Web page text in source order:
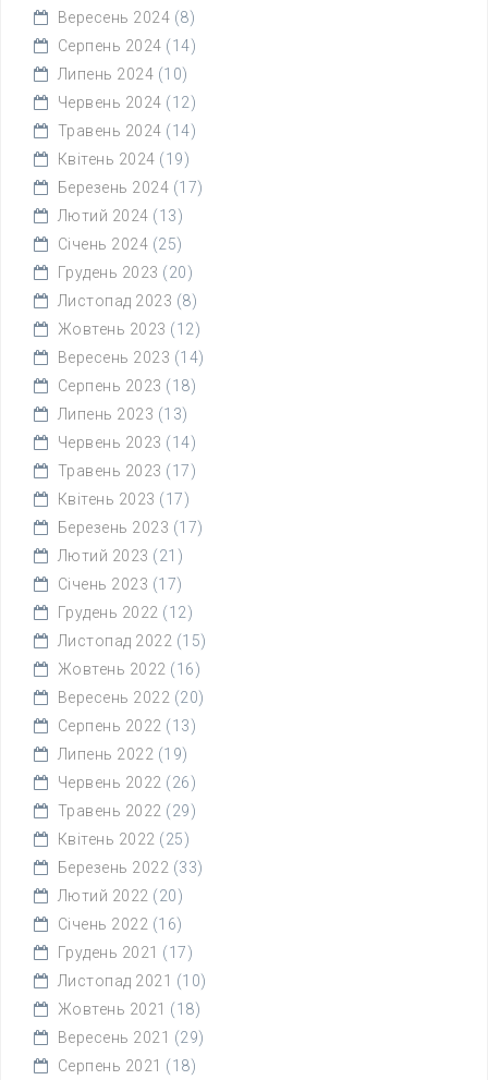
Вересень 2024 (8)
Серпень 2024 (14)
Липень 2024 (10)
Червень 2024 (12)
Травень 2024 (14)
Квітень 2024 (19)
Березень 2024 (17)
Лютий 2024 (13)
Січень 2024 (25)
Грудень 2023 (20)
Листопад 2023 (8)
Жовтень 2023 (12)
Вересень 2023 (14)
Серпень 2023 (18)
Липень 2023 (13)
Червень 2023 (14)
Травень 2023 (17)
Квітень 2023 (17)
Березень 2023 (17)
Лютий 2023 (21)
Січень 2023 (17)
Грудень 2022 (12)
Листопад 2022 (15)
Жовтень 2022 (16)
Вересень 2022 (20)
Серпень 2022 (13)
Липень 2022 (19)
Червень 2022 (26)
Травень 2022 (29)
Квітень 2022 (25)
Березень 2022 (33)
Лютий 2022 (20)
Січень 2022 (16)
Грудень 2021 (17)
Листопад 2021 (10)
Жовтень 2021 (18)
Вересень 2021 (29)
Серпень 2021 (18)